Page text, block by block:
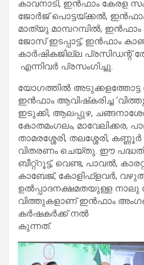
കാവനാടി, ഇന്‍ഫാം കേരള
ജോര്‍ജ് പൊട്ടയ്ക്കല്‍,
മാത്യു മാമ്പറമ്പില്‍,
ജോസ് ഇടപ്പാട്ട്, ഇന്‍ഫാം
കാര്‍ഷികജില്ല പ്രസിഡന്റ്
എന്നിവര്‍ പ്രസംഗിച്ചു.
യോഗത്തില്‍ അടുക്കളത്തോട്ട
ഇന്‍ഫാം ആവിഷ്‌കരിച്ച ‘വിത്തു
ഇടുക്കി, ആലപ്പുഴ,
കോതമംഗലം, മാവേലിക്കര,
താമരശ്ശേരി, തലശ്ശേരി,
വിതരണം ചെയ്തു. ഈ
ബീറ്റ്റൂട്ട്, വെണ്ട, പാവല്‍,
കാബേജ്, കോളിഫ്ളവര്‍,
ഉല്‍പ്പാദനക്ഷമതയുള്ള നാലു
വിത്തുകളാണ് ഇന്‍ഫാം
കര്‍ഷകര്‍ക്ക് നല്‍
കുന്നത്.